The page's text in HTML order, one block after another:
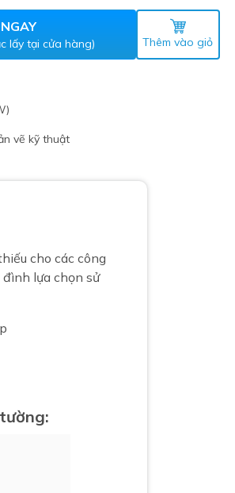
Máy nước nóng gián tiếp
lấy tại cửa hàng) Thêm vào giỏ
vẽ kỹ thuật
cho các công
đình lựa chọn sử